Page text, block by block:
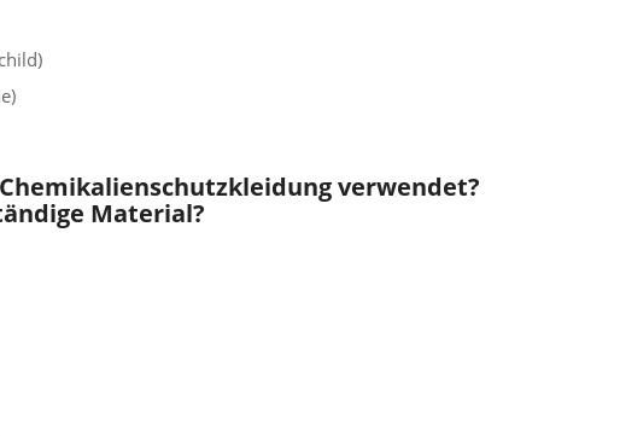
verwendet?
Material?